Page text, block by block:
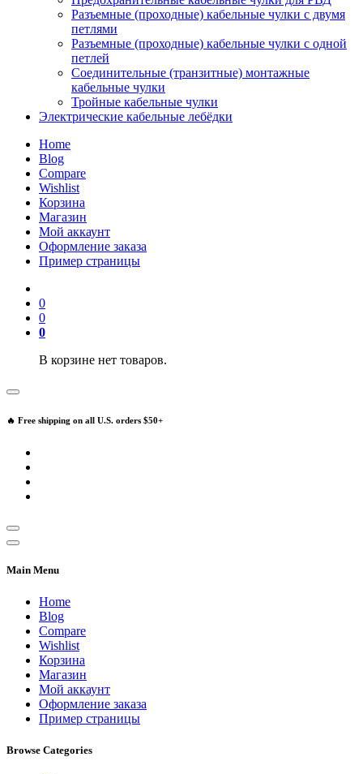
Разъемные (проходные) кабельные чулки с двумя
петлями
Разъемные (проходные) кабельные чулки с одной
петлей
Соединительные (транзитные) монтажные
кабельные чулки
Тройные кабельные чулки
Электрические кабельные лебёдки
Home
Blog
Compare
Wishlist
Корзина
Магазин
Мой аккаунт
Оформление заказа
Пример страницы
0
0
0
В корзине нет товаров.
🔥 Free shipping on all U.S. orders $50+
Main Menu
Home
Blog
Compare
Wishlist
Корзина
Магазин
Мой аккаунт
Оформление заказа
Пример страницы
Browse Categories